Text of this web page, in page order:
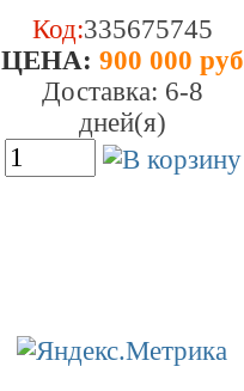
Код:335675745
ЦEHA: 900 000 руб
Доставка: 6-8
дней(я)